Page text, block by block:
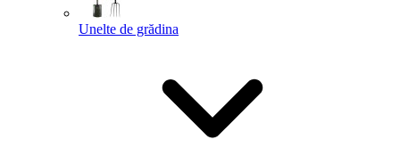
Unelte de grădina